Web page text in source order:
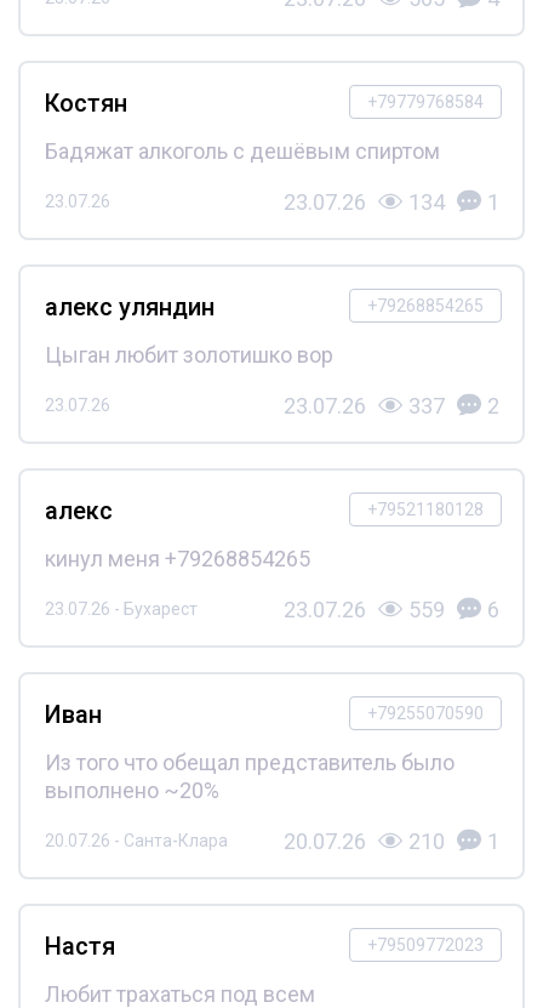
+79779768584
Костян
Бадяжат алкоголь с дешёвым спиртом
23.07.26 23.07.26 134 1
+79268854265
алекс уляндин
Цыган любит золотишко вор
23.07.26 23.07.26 337 2
+79521180128
алекс
кинул меня +79268854265
23.07.26 - Бухарест 23.07.26 559 6
+79255070590
Иван
Из того что обещал представитель было
выполнено ~20%
20.07.26 - Санта-Клара 20.07.26 210 1
+79509772023
Настя
Любит трахаться под всем